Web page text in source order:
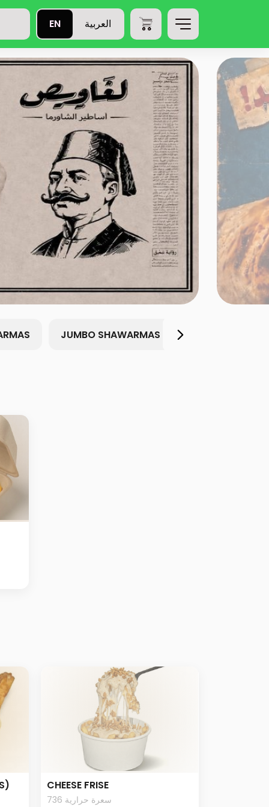
EN العربية
JUMBO SHAWARMAS
CHEESE FRISE
736 سعرة حرارية